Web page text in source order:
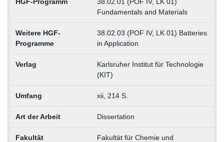
Fundamentals and Materials
Weitere HGF-
Programme
38.02.03 (POF IV, LK 01) Batteries
in Application
Verlag
Karlsruher Institut für Technologie
(KIT)
Umfang xii, 214 S.
Art der Arbeit Dissertation
Fakultät
Fakultät für Chemie und